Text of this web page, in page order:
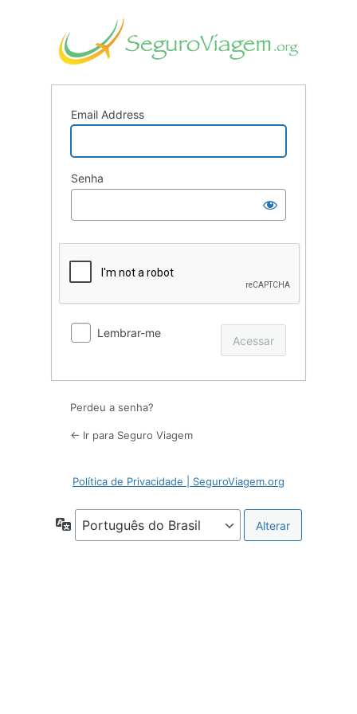
Email Address
Senha
Lembrar-me
Perdeu a senha?
← Ir para Seguro Viagem
Política de Privacidade | SeguroViagem.org
Idioma